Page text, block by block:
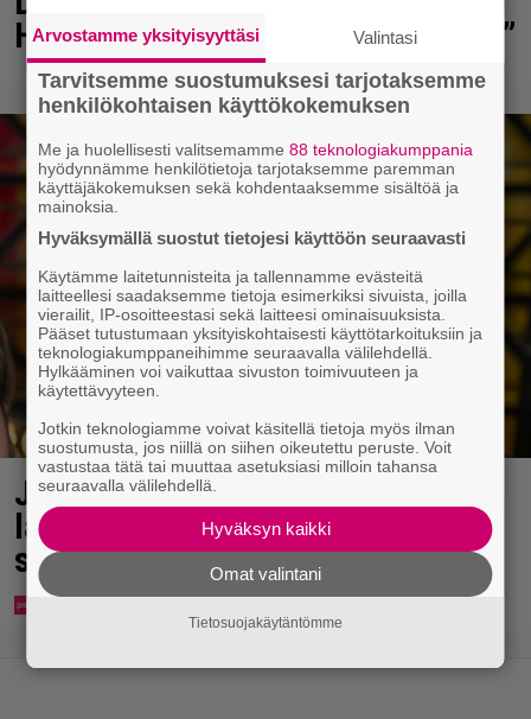
Helsingistä – ”Puitteet kohdillaan”
Jani Sievinen kokosi
lapsikatraansa yhteen – ”Minun
suurin perintöni heille”
Arvostamme yksityisyyttäsi Valintasi
Tarvitsemme suostumuksesi tarjotaksemme
henkilökohtaisen käyttökokemuksen
Me ja huolellisesti valitsemamme88 teknologiakumppania
hyödynnämme henkilötietoja tarjotaksemme paremman
käyttäjäkokemuksen sekä kohdentaaksemme sisältöä ja
mainoksia.
Hyväksymällä suostut tietojesi käyttöön seuraavasti
Käytämme laitetunnisteita ja tallennamme evästeitä
laitteellesi saadaksemme tietoja esimerkiksi sivuista, joilla
vierailit, IP-osoitteestasi sekä laitteesi ominaisuuksista.
Pääset tutustumaan yksityiskohtaisesti käyttötarkoituksiin ja
teknologiakumppaneihimme seuraavalla välilehdellä.
Hylkääminen voi vaikuttaa sivuston toimivuuteen ja
käytettävyyteen.
Jotkin teknologiamme voivat käsitellä tietoja myös ilman
suostumusta, jos niillä on siihen oikeutettu peruste. Voit
vastustaa tätä tai muuttaa asetuksiasi milloin tahansa
seuraavalla välilehdellä.
Hyväksyn kaikki
Omat valintani
Tietosuojakäytäntömme